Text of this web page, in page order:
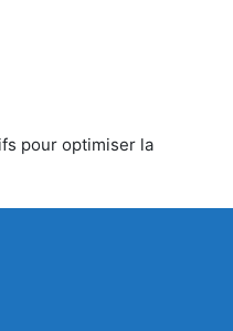
pour optimiser la